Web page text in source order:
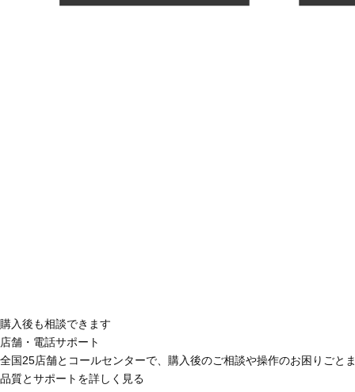
購入後も相談できます
店舗・電話サポート
全国25店舗とコールセンターで、購入後のご相談や操作のお困りごと
品質とサポートを詳しく見る